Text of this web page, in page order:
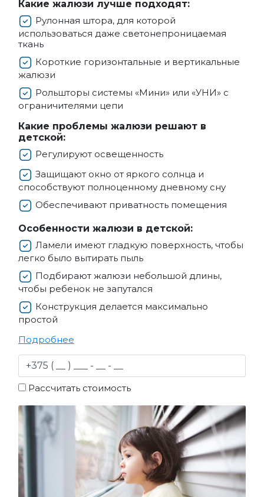
Какие жалюзи лучше подходят:
Рулонная штора, для которой
использоваться даже светонепроницаемая
ткань
Короткие горизонтальные и вертикальные
жалюзи
Рольшторы системы «Мини» или «УНИ» с
ограничителями цепи
Какие проблемы жалюзи решают в
детской:
Регулируют освещенность
Защищают окно от яркого солнца и
способствуют полноценному дневному сну
Обеспечивают приватность помещения
Особенности жалюзи в детской:
Ламели имеют гладкую поверхность, чтобы
легко было вытирать пыль
Подбирают жалюзи небольшой длины,
чтобы ребенок не запутался
Конструкция делается максимально
простой
Подробнее
Рассчитать стоимость